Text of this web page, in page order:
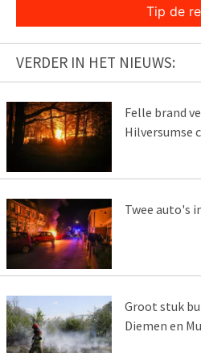
Tip de
VERDER IN HET NIEUWS:
Felle brand
Hilversumse
Twee auto's
Groot stuk
Diemen en